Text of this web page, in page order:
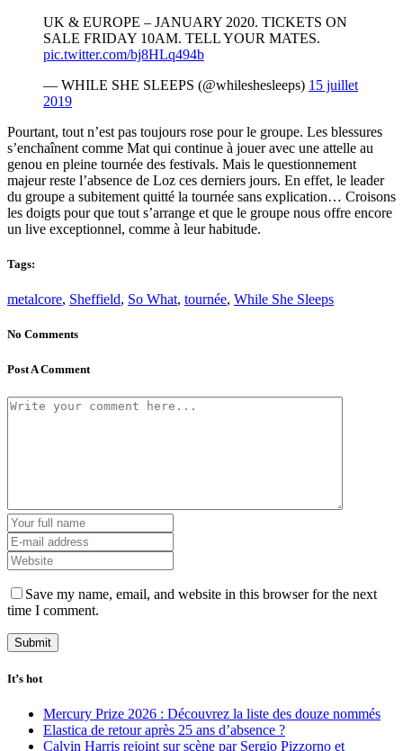
UK & EUROPE – JANUARY 2020. TICKETS ON
SALE FRIDAY 10AM. TELL YOUR MATES.
pic.twitter.com/bj8HLq494b
— WHILE SHE SLEEPS (@whileshesleeps) 15 juillet
2019
Pourtant, tout n’est pas toujours rose pour le groupe. Les blessures
s’enchaînent comme Mat qui continue à jouer avec une attelle au
genou en pleine tournée des festivals. Mais le questionnement
majeur reste l’absence de Loz ces derniers jours. En effet, le leader
du groupe a subitement quitté la tournée sans explication… Croisons
les doigts pour que tout s’arrange et que le groupe nous offre encore
un live exceptionnel, comme à leur habitude.
Tags:
metalcore, Sheffield, So What, tournée, While She Sleeps
No Comments
Post A Comment
Save my name, email, and website in this browser for the next
time I comment.
It’s hot
Mercury Prize 2026 : Découvrez la liste des douze nommés
Elastica de retour après 25 ans d’absence ?
Calvin Harris rejoint sur scène par Sergio Pizzorno et